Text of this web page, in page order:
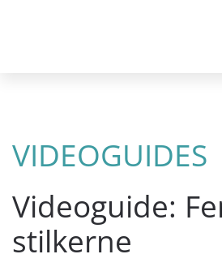
VIDEOGUIDES
Videoguide:
stilkerne